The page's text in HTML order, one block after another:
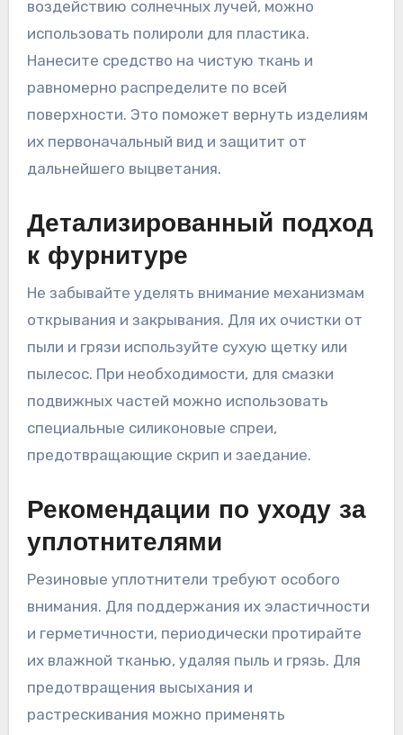
воздействию солнечных лучей, можно
использовать полироли для пластика.
Нанесите средство на чистую ткань и
равномерно распределите по всей
поверхности. Это поможет вернуть изделиям
их первоначальный вид и защитит от
дальнейшего выцветания.
Детализированный подход
к фурнитуре
Не забывайте уделять внимание механизмам
открывания и закрывания. Для их очистки от
пыли и грязи используйте сухую щетку или
пылесос. При необходимости, для смазки
подвижных частей можно использовать
специальные силиконовые спреи,
предотвращающие скрип и заедание.
Рекомендации по уходу за
уплотнителями
Резиновые уплотнители требуют особого
внимания. Для поддержания их эластичности
и герметичности, периодически протирайте
их влажной тканью, удаляя пыль и грязь. Для
предотвращения высыхания и
растрескивания можно применять